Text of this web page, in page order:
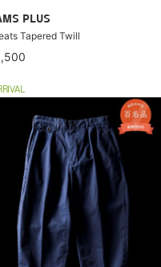
PLUS
Tapered Twill